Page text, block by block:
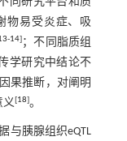
物易受炎症、吸
-14] ；不同脂质组
学研究中结论不
果推断，对阐明
义[18]。
与胰腺组织eQTL